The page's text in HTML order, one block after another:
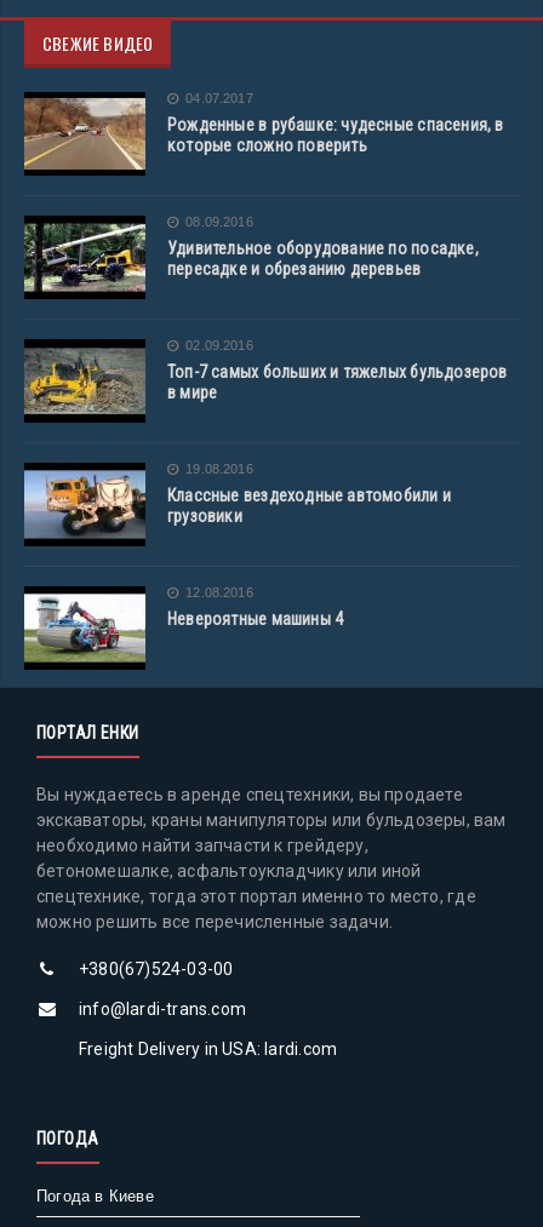
СВЕЖИЕ ВИДЕО
04.07.2017
Рожденные в рубашке: чудесные спасения, в
которые сложно поверить
08.09.2016
Удивительное оборудование по посадке,
пересадке и обрезанию деревьев
02.09.2016
Топ-7 самых больших и тяжелых бульдозеров
в мире
19.08.2016
Классные вездеходные автомобили и
грузовики
12.08.2016
Невероятные машины 4
ПОРТАЛ ЕНКИ
Вы нуждаетесь в аренде спецтехники, вы продаете
экскаваторы, краны манипуляторы или бульдозеры, вам
необходимо найти запчасти к грейдеру,
бетономешалке, асфальтоукладчику или иной
спецтехнике, тогда этот портал именно то место, где
можно решить все перечисленные задачи.
+380(67)524-03-00
info@lardi-trans.com
Freight Delivery in USA: lardi.com
ПОГОДА
Погода в Киеве